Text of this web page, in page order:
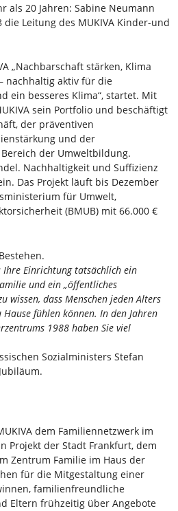
als 20 Jahren: Sabine Neumann
Leitung des MUKIVA Kinder-und
„Nachbarschaft stärken, Klima
nachhaltig aktiv für die
ein besseres Klima“, startet. Mit
sein Portfolio und beschäftigt
der präventiven
und der
der Umweltbildung.
Nachhaltigkeit und Suffizienz
Das Projekt läuft bis Dezember
für Umwelt,
(BMUB) mit 66.000 €
Ihre Einrichtung tatsächlich ein
und ein „öffentliches
wissen, dass Menschen jeden Alters
fühlen können. In den Jahren
1988 haben Sie viel
Sozialministers Stefan
dem Familiennetzwerk im
Projekt der Stadt Frankfurt, dem
Zentrum Familie im Haus der
für die Mitgestaltung einer
familienfreundliche
Eltern frühzeitig über Angebote